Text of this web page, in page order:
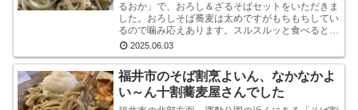
るおか」で、おろし＆ざるそばセットをいただきま
した。おろしそば蕎麦は太めですがもちもちしてい
るので噛み応えあります。スルスルッと食べるとい
うより感で味わう系です。うまいです。※なお、お
ろしそばに...
2025.06.03
福井市のそば割烹よいん、なかなかよ
い～ん十割蕎麦屋さんでした